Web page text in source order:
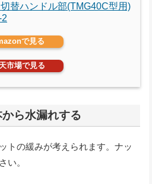
替ハンドル部(TMG40C型用)
で見る
市場で見る
ら水漏れする
トの緩みが考えられます。ナッ
い。